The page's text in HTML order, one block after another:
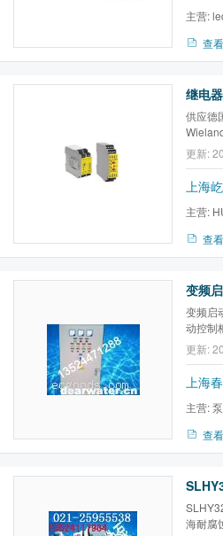
主营:
查
供应德
电器、
更新:
上海
主营:
查
变频
变频启
动控制
实现交
经验：
上用
更新:
上海
主营:
查
海耐腐